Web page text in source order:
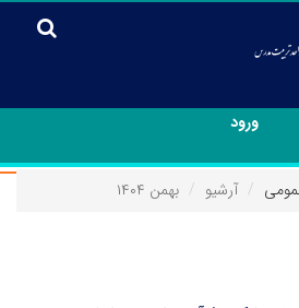
ورود
آرشیو بهمن ۱۴۰۴